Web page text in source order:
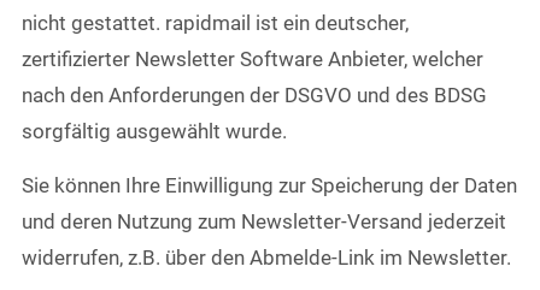
nicht gestattet. rapidmail ist ein deutscher,
zertifizierter Newsletter Software Anbieter, welcher
nach den Anforderungen der DSGVO und des BDSG
sorgfältig ausgewählt wurde.
Sie können Ihre Einwilligung zur Speicherung der Daten
und deren Nutzung zum Newsletter-Versand jederzeit
widerrufen, z.B. über den Abmelde-Link im Newsletter.